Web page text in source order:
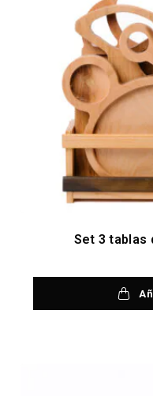
Set 3 tablas